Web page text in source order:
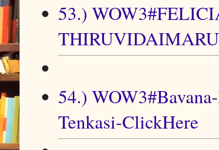
53.)
54.)
Tenkasi-ClickHere